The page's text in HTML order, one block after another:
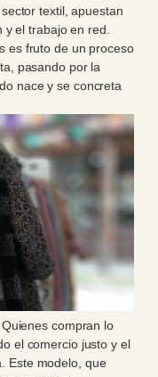
textil, apuestan
el trabajo en red.
es fruto de un proceso
pasando por la
nace y se concreta
compran lo
el comercio justo y el
Este modelo, que